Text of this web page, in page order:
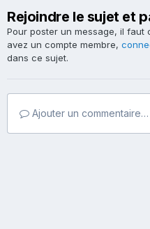
Rejoindre le sujet et
Pour poster un message, il faut
avez un compte membre,
dans ce sujet.
Ajouter un commentaire…